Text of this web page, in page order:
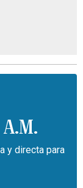
y directa para